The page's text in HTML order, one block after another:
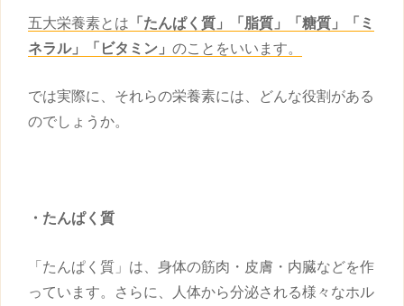
五大栄養素とは 「たんぱく質」「脂質」「糖質」「ミ
ネラル」「ビタミン」 のことをいいます。
では実際に、それらの栄養素には、どんな役割がある
のでしょうか。
・たんぱく質
「たんぱく質」は、身体の筋肉・皮膚・内臓などを作
っています。さらに、人体から分泌される様々なホル